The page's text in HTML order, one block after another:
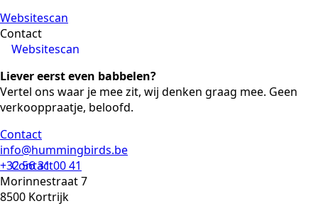
Websitescan
Websitescan
Contact
Liever eerst even babbelen?
Vertel ons waar je mee zit, wij denken graag mee. Geen
verkooppraatje, beloofd.
Contact
Contact
info@hummingbirds.be
+32 56 31 00 41
Morinnestraat 7
8500 Kortrijk